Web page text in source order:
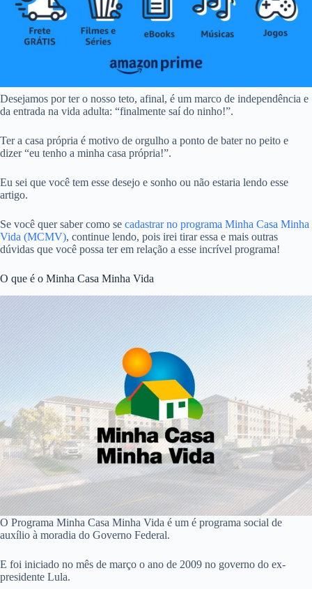
Desejamos por ter o nosso teto, afinal, é um marco de independência e
da entrada na vida adulta: “finalmente saí do ninho!”.
Ter a casa própria é motivo de orgulho a ponto de bater no peito e
dizer “eu tenho a minha casa própria!”.
Eu sei que você tem esse desejo e sonho ou não estaria lendo esse
artigo.
Se você quer saber como se cadastrar no programa Minha Casa Minha
Vida (MCMV), continue lendo, pois irei tirar essa e mais outras
dúvidas que você possa ter em relação a esse incrível programa!
O que é o Minha Casa Minha Vida
O Programa Minha Casa Minha Vida é um é programa social de
auxílio à moradia do Governo Federal.
E foi iniciado no mês de março o ano de 2009 no governo do ex-
presidente Lula.